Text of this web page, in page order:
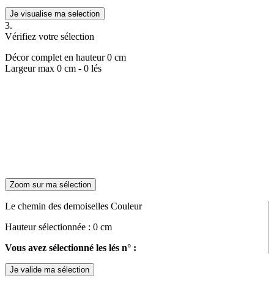
Je visualise ma selection
3.
Vérifiez votre sélection
Décor complet en hauteur0 cm
Largeur max 0 cm - 0 lés
Zoom sur ma sélection
Le chemin des demoiselles Couleur
Hauteur sélectionnée : 0 cm
Vous avez sélectionné les lés n° :
Je valide ma sélection